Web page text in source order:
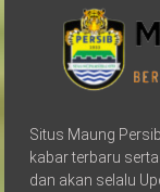
Situs Maung
kabar terbaru
dan akan selalu